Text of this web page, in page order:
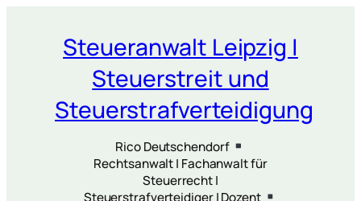
springenSteueranwalt Leipzig |
Steuerstreit und
Steuerstrafverteidigung
Rico Deutschendorf
Rechtsanwalt | Fachanwalt für
Steuerrecht |
Steuerstrafverteidiger | Dozent